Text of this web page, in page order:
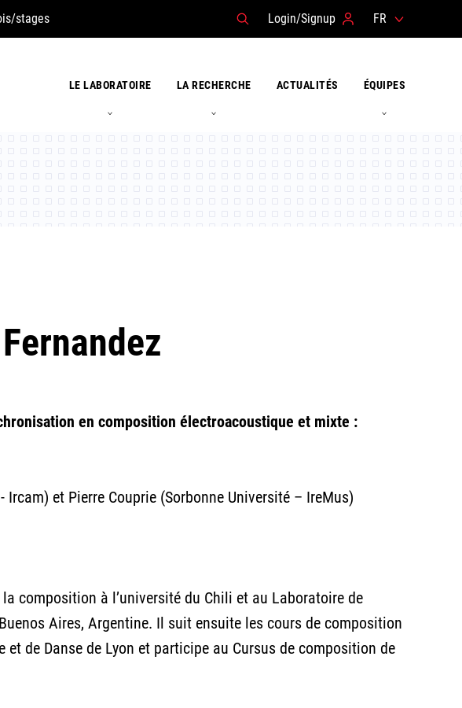
stages Login/Signup FR
LE LABORATOIRE LA RECHERCHE ACTUALITÉS ÉQUIPES
en composition électroacoustique et mixte :
et Pierre Couprie (Sorbonne Université – IreMus)
composition à l’université du Chili et au Laboratoire de
Aires, Argentine. Il suit ensuite les cours de composition
de Danse de Lyon et participe au Cursus de composition de